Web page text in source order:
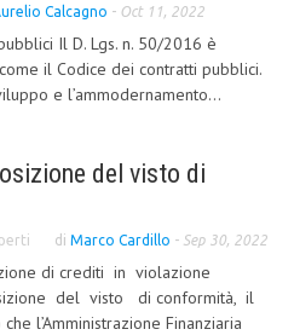
Calcagno - Oct 11, 2022
Il D. Lgs. n. 50/2016 è
il Codice dei contratti pubblici.
e l’ammodernamento...
del visto di
di Marco Cardillo - Sep 30, 2022
di crediti in violazione
del visto di conformità, il
l’Amministrazione Finanziaria